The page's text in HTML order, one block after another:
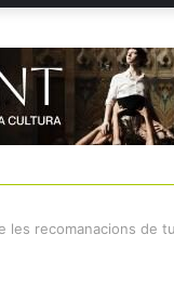
les recomanacions de